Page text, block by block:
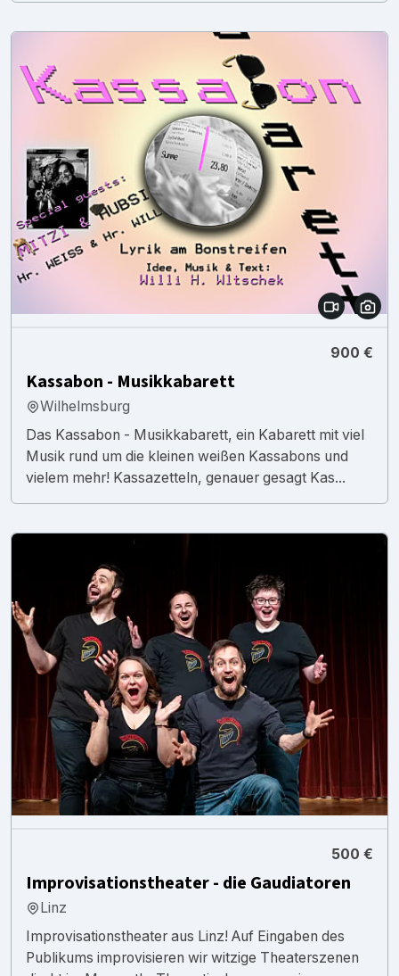
900 €
Kassabon - Musikkabarett
Wilhelmsburg
Das Kassabon - Musikkabarett, ein Kabarett mit viel
Musik rund um die kleinen weißen Kassabons und
vielem mehr! Kassazetteln, genauer gesagt Kas...
500 €
Improvisationstheater - die Gaudiatoren
Linz
Improvisationstheater aus Linz! Auf Eingaben des
Publikums improvisieren wir witzige Theaterszenen